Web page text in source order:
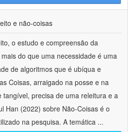
e não-coisas
o estudo e compreensão da
do que uma necessidade é uma
de algoritmos que é ubíqua e
Coisas, arraigado na posse e na
tangível, precisa de uma releitura e a
Han (2022) sobre Não-Coisas é o
na pesquisa. A temática ...